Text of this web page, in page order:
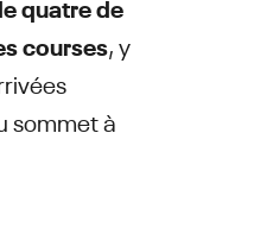
quatre de
courses, y
sommet à